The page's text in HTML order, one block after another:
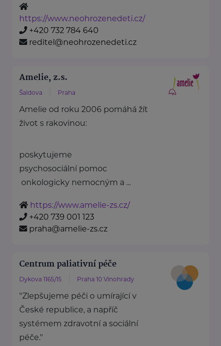
https://www.neohrozenedeti.cz/
+420 732 784 640
reditel@neohrozenedeti.cz
Amelie, z.s.
Šaldova Praha
Amelie od roku 2006 pomáhá žít
život s rakovinou:
poskytujeme
psychosociální pomoc
onkologicky nemocným a ...
https://www.amelie-zs.cz/
+420 739 001 123
praha@amelie-zs.cz
Centrum paliativní péče
Dykova 1165/15 Praha 10 Vinohrady
"Zlepšujeme péči o umírající v
České republice, a napříč
systémem zdravotní a sociální
péče."